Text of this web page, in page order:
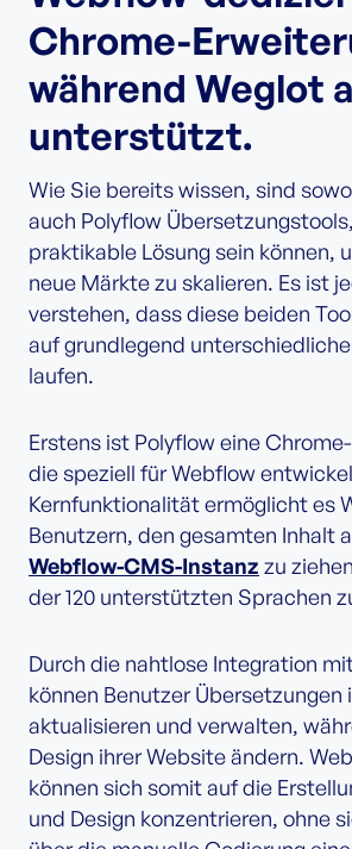
Chrome-
während Weglot
unterstützt.
Wie Sie bereits wissen, sind
auch Polyflow
praktikable Lösung sein können,
neue Märkte zu skalieren. Es ist
verstehen, dass diese beiden
auf grundlegend
laufen.
Erstens ist Polyflow eine
die speziell für Webflow
Kernfunktionalität ermöglicht es
Benutzern, den gesamten Inhalt
Webflow-CMS-Instanz zu
der 120 unterstützten Sprachen
Durch die nahtlose Integration
können Benutzer Übersetzungen
aktualisieren und verwalten,
Design ihrer Website ändern.
können sich somit auf die
und Design konzentrieren, ohne